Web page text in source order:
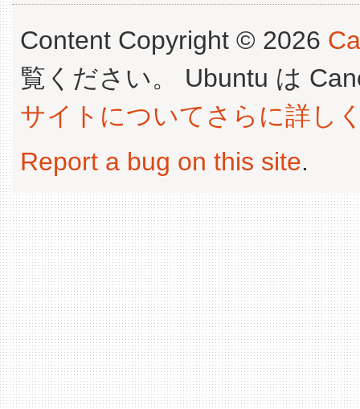
Content Copyright © 2026
覧ください。 Ubuntu は
サイトについてさらに詳し
Report a bug on this site.